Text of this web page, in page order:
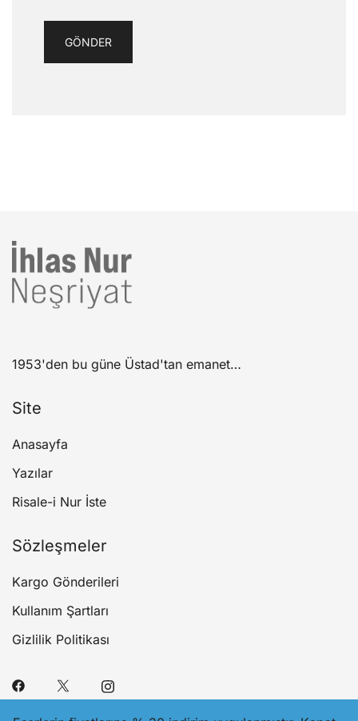
1953'den bu güne Üstad'tan emanet…
Site
Anasayfa
Yazılar
Risale-i Nur İste
Sözleşmeler
Kargo Gönderileri
Kullanım Şartları
Gizlilik Politikası